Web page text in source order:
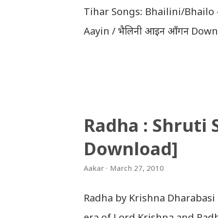
Tihar Songs: Bhailini/Bhailo
Aayin / भैलिनी आइन आँगन
इन्टरनेटमा भेटिएका गितहरुलाई
तपाई यदि यी गित संगितको सर्जक
गराउनुहोला । फेरी एकपटक शुभ
Radha : Shruti
Download]
Aakar March 27, 2010
Radha by Krishna